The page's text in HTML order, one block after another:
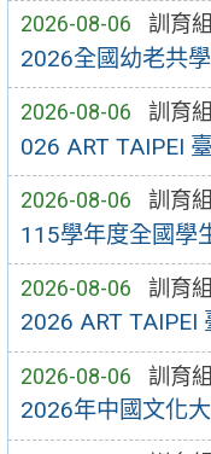
2026-08-06 訓育組
2026全國幼老共
2026-08-06 訓育組
026 ART TAIPEI
2026-08-06 訓育組
115學年度全國學
2026-08-06 訓育組
2026 ART TAIPEI
2026-08-06 訓育組
2026年中國文化